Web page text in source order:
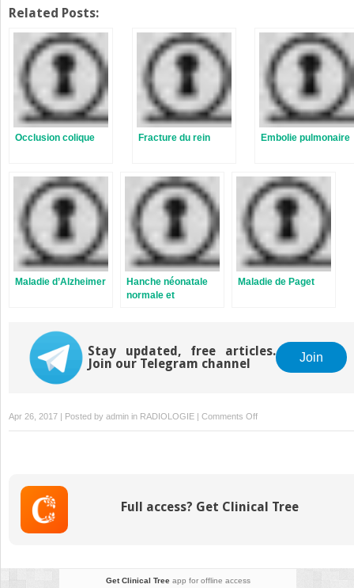
Related Posts:
Occlusion colique Fracture du rein Embolie pulmonaire
Maladie d’Alzheimer
Hanche néonatale
normale et
Maladie de Paget
Stay updated, free articles.
Join our Telegram channel
Join
Apr 26, 2017 | Posted by admin in RADIOLOGIE | Comments Offon
Agénésie
Full access? Get Clinical Tree
Get Clinical Treeapp for offline access